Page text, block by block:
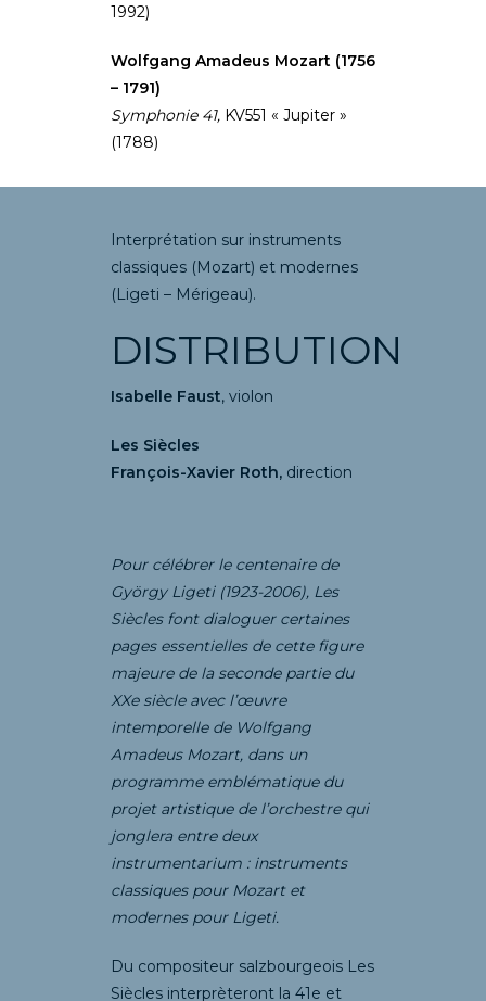
1992)
Wolfgang Amadeus Mozart (1756
– 1791)
Symphonie 41, KV551 « Jupiter »
(1788)
Interprétation sur instruments
classiques (Mozart) et modernes
(Ligeti – Mérigeau).
DISTRIBUTION
Isabelle Faust, violon
Les Siècles
François-Xavier Roth, direction
Pour célébrer le centenaire de
György Ligeti (1923-2006), Les
Siècles font dialoguer certaines
pages essentielles de cette figure
majeure de la seconde partie du
XXe siècle avec l’œuvre
intemporelle de Wolfgang
Amadeus Mozart, dans un
programme emblématique du
projet artistique de l’orchestre qui
jonglera entre deux
instrumentarium : instruments
classiques pour Mozart et
modernes pour Ligeti.
Du compositeur salzbourgeois Les
Siècles interprèteront la 41e et